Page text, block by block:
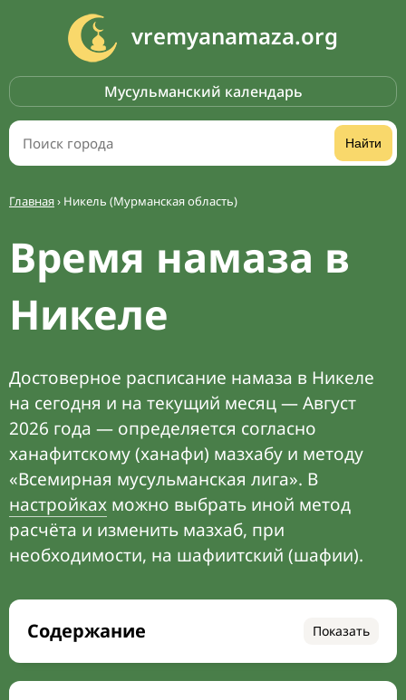
vremyanamaza.org
Мусульманский календарь
Найти
Главная› Никель (Мурманская область)
Время намаза в
Никеле
Достоверное расписание намаза в Никеле
на сегодня и на текущий месяц — Август
2026 года — определяется согласно
ханафитскому (ханафи) мазхабу и методу
«Всемирная мусульманская лига». В
настройках можно выбрать иной метод
расчёта и изменить мазхаб, при
необходимости, на шафиитский (шафии).
Содержание Показать
Время намаза на сегодня